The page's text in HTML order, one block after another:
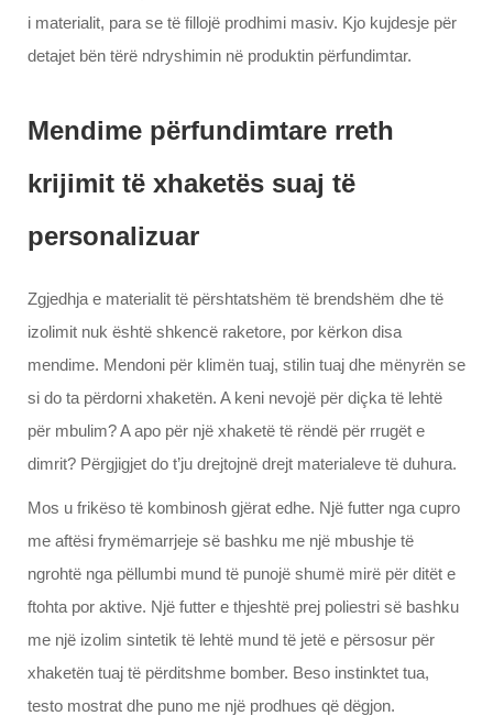
i materialit, para se të fillojë prodhimi masiv. Kjo kujdesje për
detajet bën tërë ndryshimin në produktin përfundimtar.
Mendime përfundimtare rreth
krijimit të xhaketës suaj të
personalizuar
Zgjedhja e materialit të përshtatshëm të brendshëm dhe të
izolimit nuk është shkencë raketore, por kërkon disa
mendime. Mendoni për klimën tuaj, stilin tuaj dhe mënyrën se
si do ta përdorni xhaketën. A keni nevojë për diçka të lehtë
për mbulim? A apo për një xhaketë të rëndë për rrugët e
dimrit? Përgjigjet do t’ju drejtojnë drejt materialeve të duhura.
Mos u frikëso të kombinosh gjërat edhe. Një futter nga cupro
me aftësi frymëmarrjeje së bashku me një mbushje të
ngrohtë nga pëllumbi mund të punojë shumë mirë për ditët e
ftohta por aktive. Një futter e thjeshtë prej poliestri së bashku
me një izolim sintetik të lehtë mund të jetë e përsosur për
xhaketën tuaj të përditshme bomber. Beso instinktet tua,
testo mostrat dhe puno me një prodhues që dëgjon.